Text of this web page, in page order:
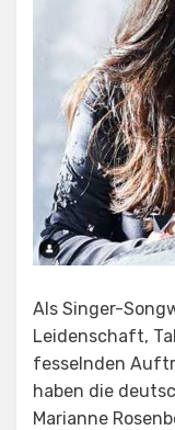
Als Singer-
Leidenschaft,
fesselnden
haben die
Marianne